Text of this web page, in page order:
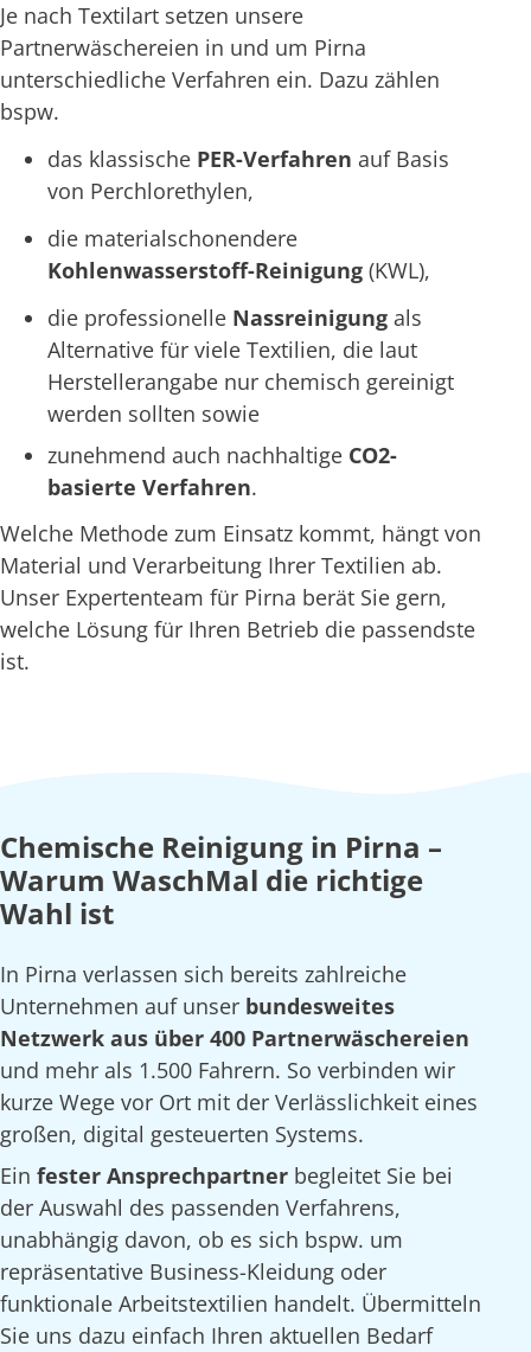
Je nach Textilart setzen unsere
Partnerwäschereien in und um Pirna
unterschiedliche Verfahren ein. Dazu zählen
bspw.
das klassische PER-Verfahren auf Basis
von Perchlorethylen,
die materialschonendere
Kohlenwasserstoff-Reinigung (KWL),
die professionelle Nassreinigung als
Alternative für viele Textilien, die laut
Herstellerangabe nur chemisch gereinigt
werden sollten sowie
zunehmend auch nachhaltige CO2-
basierte Verfahren.
Welche Methode zum Einsatz kommt, hängt von
Material und Verarbeitung Ihrer Textilien ab.
Unser Expertenteam für Pirna berät Sie gern,
welche Lösung für Ihren Betrieb die passendste
ist.
Chemische Reinigung in Pirna –
Warum WaschMal die richtige
Wahl ist
In Pirna verlassen sich bereits zahlreiche
Unternehmen auf unser bundesweites
Netzwerk aus über 400 Partnerwäschereien
und mehr als 1.500 Fahrern. So verbinden wir
kurze Wege vor Ort mit der Verlässlichkeit eines
großen, digital gesteuerten Systems.
Ein fester Ansprechpartner begleitet Sie bei
der Auswahl des passenden Verfahrens,
unabhängig davon, ob es sich bspw. um
repräsentative Business-Kleidung oder
funktionale Arbeitstextilien handelt. Übermitteln
Sie uns dazu einfach Ihren aktuellen Bedarf